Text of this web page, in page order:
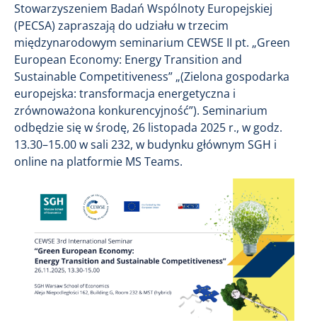
Stowarzyszeniem Badań Wspólnoty Europejskiej
(PECSA) zapraszają do udziału w trzecim
międzynarodowym seminarium CEWSE II pt. „Green
European Economy: Energy Transition and
Sustainable Competitiveness” „(Zielona gospodarka
europejska: transformacja energetyczna i
zrównoważona konkurencyjność”). Seminarium
odbędzie się w środę, 26 listopada 2025 r., w godz.
13.30–15.00 w sali 232, w budynku głównym SGH i
online na platformie MS Teams.